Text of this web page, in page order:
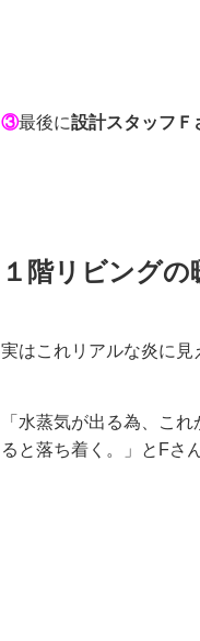
③最後に設計スタッフＦ
１階リビングの
実はこれリアルな炎に
「水蒸気が出る為、こ
ると落ち着く。」とFさ